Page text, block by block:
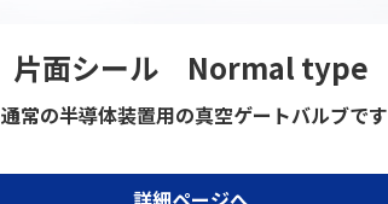
片面シール Normal type
通常の半導体装置用の真空ゲートバルブです